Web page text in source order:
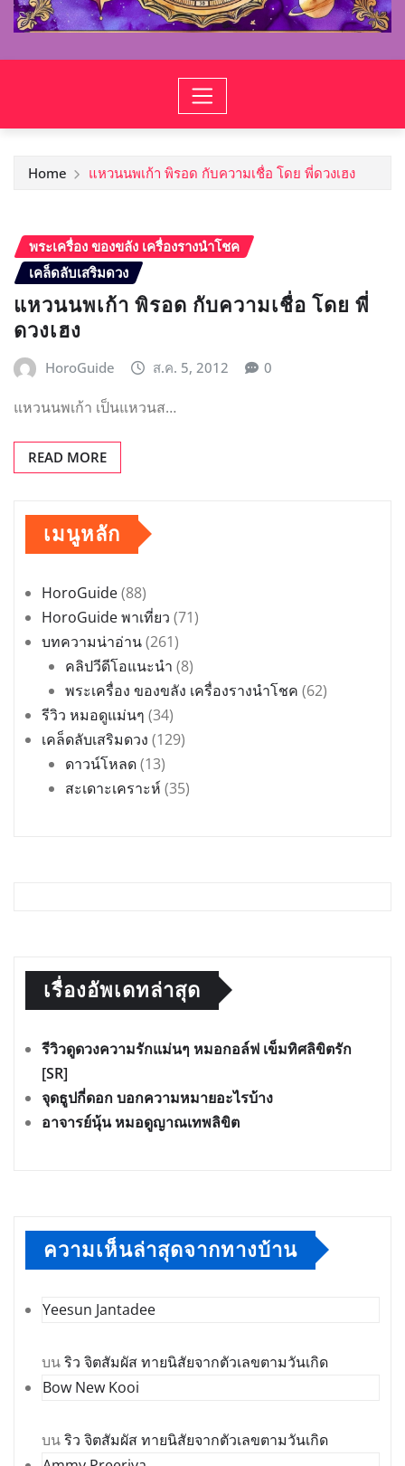
Home แหวนนพเก้า พิรอด กับความเชื่อ โดย พี่ดวงเฮง
พระเครื่อง ของขลัง เครื่องรางนำโชค
เคล็ดลับเสริมดวง
แหวนนพเก้า พิรอด กับความเชื่อ โดย พี่
ดวงเฮง
HoroGuide ส.ค. 5, 2012 0
แหวนนพเก้า เป็นแหวนส…
READ MORE
เมนูหลัก
HoroGuide(88)
HoroGuide พาเที่ยว (71)
บทความน่าอ่าน(261)
คลิปวีดีโอแนะนำ (8)
พระเครื่อง ของขลัง เครื่องรางนำโชค (62)
รีวิว หมอดูแม่นๆ (34)
เคล็ดลับเสริมดวง (129)
ดาวน์โหลด(13)
สะเดาะเคราะห์ (35)
เรื่องอัพเดทล่าสุด
รีวิวดูดวงความรักแม่นๆ หมอกอล์ฟ เข็มทิศลิขิตรัก
[SR]
จุดธูปกี่ดอก บอกความหมายอะไรบ้าง
อาจารย์นุ้น หมอดูญาณเทพลิขิต
ความเห็นล่าสุดจากทางบ้าน
Yeesun Jantadee
บนริว จิตสัมผัส ทายนิสัยจากตัวเลขตามวันเกิด
Bow New Kooi
บนริว จิตสัมผัส ทายนิสัยจากตัวเลขตามวันเกิด